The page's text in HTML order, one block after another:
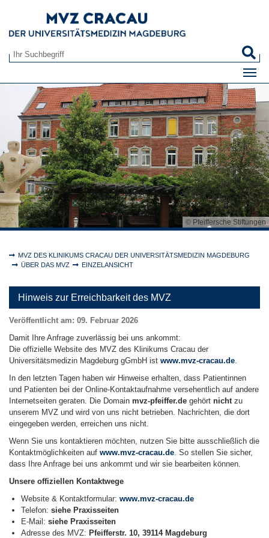
Suchformular
© Pfeiffersche Stiftungen
Sie sind hier:
MVZ DES KLINIKUMS CRACAU DER UNIVERSITÄTSMEDIZIN MAGDEBURG
ÜBER DAS MVZ
EINZELANSICHT
Hinweis zur Erreichbarkeit des MVZ
Veröffentlicht am: 09. Februar 2026
Damit Ihre Anfrage zuverlässig bei uns ankommt:
Die offizielle Website des MVZ des Klinikums Cracau der
Universitätsmedizin Magdeburg gGmbH ist www.mvz-cracau.de.
In den letzten Tagen haben wir Hinweise erhalten, dass Patientinnen
und Patienten bei der Online-Kontaktaufnahme versehentlich auf andere
Internetseiten geraten. Die Domain mvz-pfeiffer.de gehört nichtzu
unserem MVZ und wird von uns nicht betrieben. Nachrichten, die dort
eingegeben werden, erreichen uns nicht.
Wenn Sie uns kontaktieren möchten, nutzen Sie bitte ausschließlich die
Kontaktmöglichkeiten auf www.mvz-cracau.de. So stellen Sie sicher,
dass Ihre Anfrage bei uns ankommt und wir sie bearbeiten können.
Unsere offiziellen Kontaktwege
Website & Kontaktformular: www.mvz-cracau.de
Telefon: siehe Praxisseiten
E-Mail: siehe Praxisseiten
Adresse des MVZ: Pfeifferstr. 10, 39114 Magdeburg